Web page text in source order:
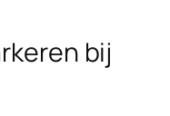
bij